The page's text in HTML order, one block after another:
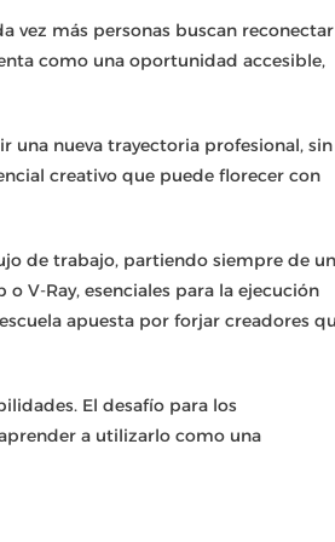
vez más personas buscan reconectar
como una oportunidad accesible,
una nueva trayectoria profesional, sin
creativo que puede florecer con
de trabajo, partiendo siempre de
V-Ray, esenciales para la ejecución
apuesta por forjar creadores
El desafío para los
a utilizarlo como una